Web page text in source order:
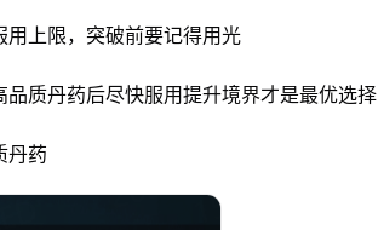
用上限，突破前要记得用光
质丹药后尽快服用提升境界才是最优选择
丹药